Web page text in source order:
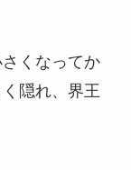
くなってか
隠れ、界王